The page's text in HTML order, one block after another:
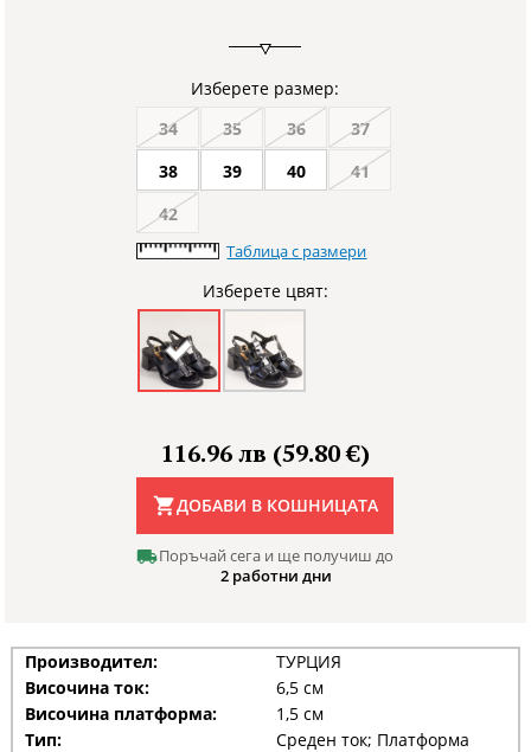
Изберете размер:
34
35 36
37
38
39 40
41
42
Таблица с размери
Изберете цвят:
116.96 лв (59.80 €)
ДОБАВИ В КОШНИЦАТА
Поръчай сега и ще получиш до
2 работни дни
Производител:
ТУРЦИЯ
Височина ток:
6,5 см
Височина платформа:
1,5 см
Тип:
Среден ток; Платформа